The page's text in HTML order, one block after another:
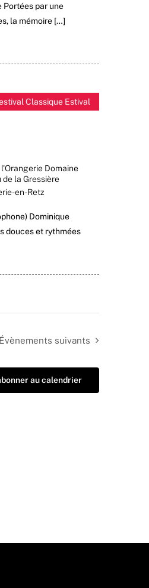
Portées par une
la mémoire […]
Classique Estival
Domaine
de la Gressière
en-Retz
Dominique
douces et rythmées
Évènements suivants
au calendrier